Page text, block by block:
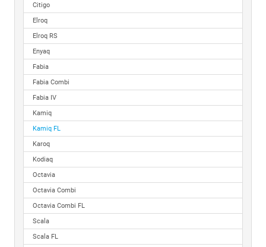
Citigo
Elroq
Elroq RS
Enyaq
Fabia
Fabia Combi
Fabia IV
Kamiq
Kamiq FL
Karoq
Kodiaq
Octavia
Octavia Combi
Octavia Combi FL
Scala
Scala FL